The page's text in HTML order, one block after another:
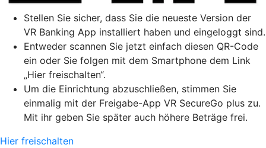
Stellen Sie sicher, dass Sie die neueste Version der
VR Banking App installiert haben und eingeloggt sind.
Entweder scannen Sie jetzt einfach diesen QR-Code
ein oder Sie folgen mit dem Smartphone dem Link
„Hier freischalten“.
Um die Einrichtung abzuschließen, stimmen Sie
einmalig mit der Freigabe-App VR SecureGo plus zu.
Mit ihr geben Sie später auch höhere Beträge frei.
Hier freischalten